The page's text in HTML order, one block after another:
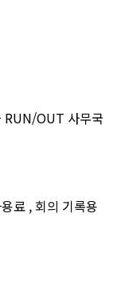
RUN/OUT 사무국
료 , 회의 기록용